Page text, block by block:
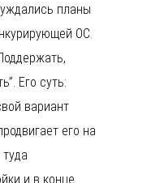
планы
ОС.
Его суть:
вариант
его на
и в конце